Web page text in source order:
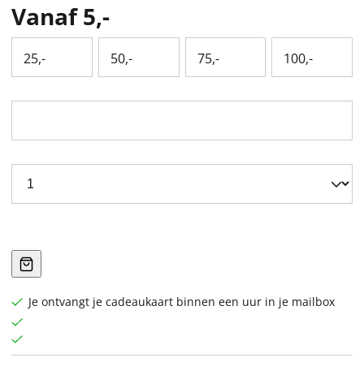
Vanaf5,-
25,- 50,- 75,- 100,-
Je ontvangt je cadeaukaart binnen een uur in je mailbox